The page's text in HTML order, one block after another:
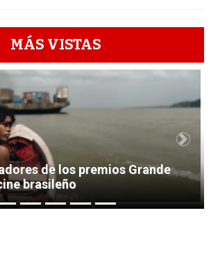
MÁS VISTAS
1
de los premios Grande
brasileño
Next